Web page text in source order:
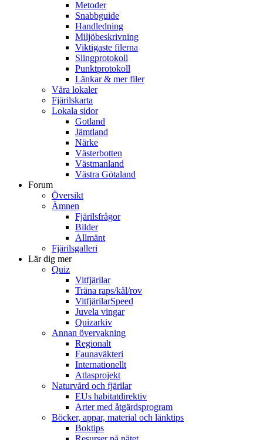
Metoder
Snabbguide
Handledning
Miljöbeskrivning
Viktigaste filerna
Slingprotokoll
Punktprotokoll
Länkar & mer filer
Våra lokaler
Fjärilskarta
Lokala sidor
Gotland
Jämtland
Närke
Västerbotten
Västmanland
Västra Götaland
Forum
Översikt
Ämnen
Fjärilsfrågor
Bilder
Allmänt
Fjärilsgalleri
Lär dig mer
Quiz
Vitfjärilar
Träna raps/kål/rov
VitfjärilarSpeed
Juvela vingar
Quizarkiv
Annan övervakning
Regionalt
Faunaväkteri
Internationellt
Atlasprojekt
Naturvård och fjärilar
EUs habitatdirektiv
Arter med åtgärdsprogram
Böcker, appar, material och länktips
Boktips